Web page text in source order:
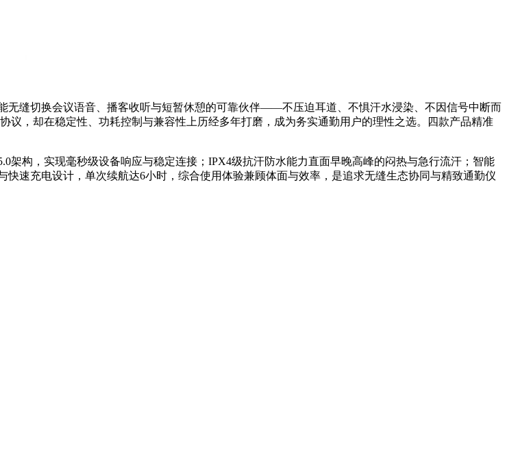
无缝切换会议语音、播客收听与短暂休憩的可靠伙伴——不压迫耳道、不惧汗水浸染、不因信号中断而
，却在稳定性、功耗控制与兼容性上历经多年打磨，成为务实通勤用户的理性之选。四款产品精准
架构，实现毫秒级设备响应与稳定连接；IPX4级抗汗防水能力直面早晚高峰的闷热与急行流汗；智能
速充电设计，单次续航达6小时，综合使用体验兼顾体面与效率，是追求无缝生态协同与精致通勤仪